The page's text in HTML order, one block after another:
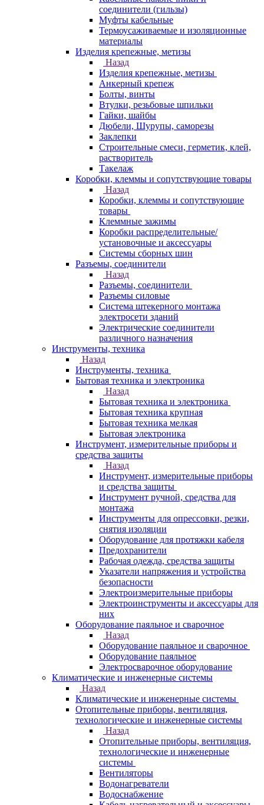
соединители (гильзы)
Муфты кабельные
Термоусаживаемые и изоляционные
материалы
Изделия крепежные, метизы
Назад
Изделия крепежные, метизы
Анкерный крепеж
Болты, винты
Втулки, резьбовые шпильки
Гайки, шайбы
Дюбели, Шурупы, саморезы
Заклепки
Строительные смеси, герметик, клей,
растворитель
Такелаж
Коробки, клеммы и сопутствующие товары
Назад
Коробки, клеммы и сопутствующие
товары
Клеммные зажимы
Коробки распределительные/
установочные и аксессуары
Системы сборных шин
Разъемы, соединители
Назад
Разъемы, соединители
Разъемы силовые
Система штекерного монтажа
электросети зданий
Электрические соединители
различного назначения
Инструменты, техника
Назад
Инструменты, техника
Бытовая техника и электроника
Назад
Бытовая техника и электроника
Бытовая техника крупная
Бытовая техника мелкая
Бытовая электроника
Инструмент, измерительные приборы и
средства защиты
Назад
Инструмент, измерительные приборы
и средства защиты
Инструмент ручной, средства для
монтажа
Инструменты для опрессовки, резки,
снятия изоляции
Оборудование для протяжки кабеля
Предохранители
Рабочая одежда, средства защиты
Указатели напряжения и устройства
безопасности
Электроизмерительные приборы
Электроинструменты и аксессуары для
них
Оборудование паяльное и сварочное
Назад
Оборудование паяльное и сварочное
Оборудование паяльное
Электросварочное оборудование
Климатические и инженерные системы
Назад
Климатические и инженерные системы
Отопительные приборы, вентиляция,
технологические и инженерные системы
Назад
Отопительные приборы, вентиляция,
технологические и инженерные
системы
Вентиляторы
Водонагреватели
Водоснабжение